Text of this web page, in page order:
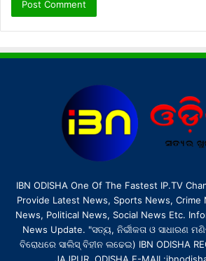
IBN ODISHA One Of The Fastest IP.TV
Provide Latest News, Sports News, Crime
News, Political News, Social News Etc.
News Update. "ସତ୍ୟ, ନିର୍ଭୀକତା ଓ ସାଧାରଣ
ବିରୋଧରେ ସାଲିସ୍ ବିହୀନ ଲଢେଇ) IBN ODISHA
JAJPUR, ODISHA E-